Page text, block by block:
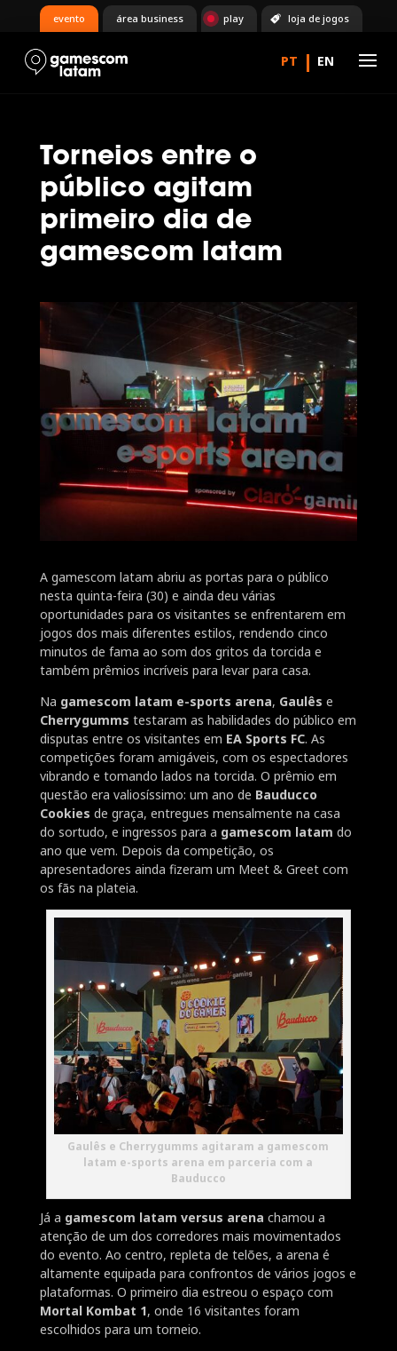
evento área business play loja de jogos
Torneios entre o
público agitam
primeiro dia de
gamescom latam
A gamescom latam abriu as portas para o público
nesta quinta-feira (30) e ainda deu várias
oportunidades para os visitantes se enfrentarem em
jogos dos mais diferentes estilos, rendendo cinco
minutos de fama ao som dos gritos da torcida e
também prêmios incríveis para levar para casa.
Na gamescom latam e-sports arena, Gaulês e
Cherrygumms testaram as habilidades do público em
disputas entre os visitantes em EA Sports FC. As
competições foram amigáveis, com os espectadores
vibrando e tomando lados na torcida. O prêmio em
questão era valiosíssimo: um ano de Bauducco
Cookies de graça, entregues mensalmente na casa
do sortudo, e ingressos para a gamescom latam do
ano que vem. Depois da competição, os
apresentadores ainda fizeram um Meet & Greet com
os fãs na plateia.
Gaulês e Cherrygumms agitaram a gamescom
latam e-sports arena em parceria com a
Bauducco
Já a gamescom latam versus arena chamou a
atenção de um dos corredores mais movimentados
do evento. Ao centro, repleta de telões, a arena é
altamente equipada para confrontos de vários jogos e
plataformas. O primeiro dia estreou o espaço com
Mortal Kombat 1, onde 16 visitantes foram
escolhidos para um torneio.